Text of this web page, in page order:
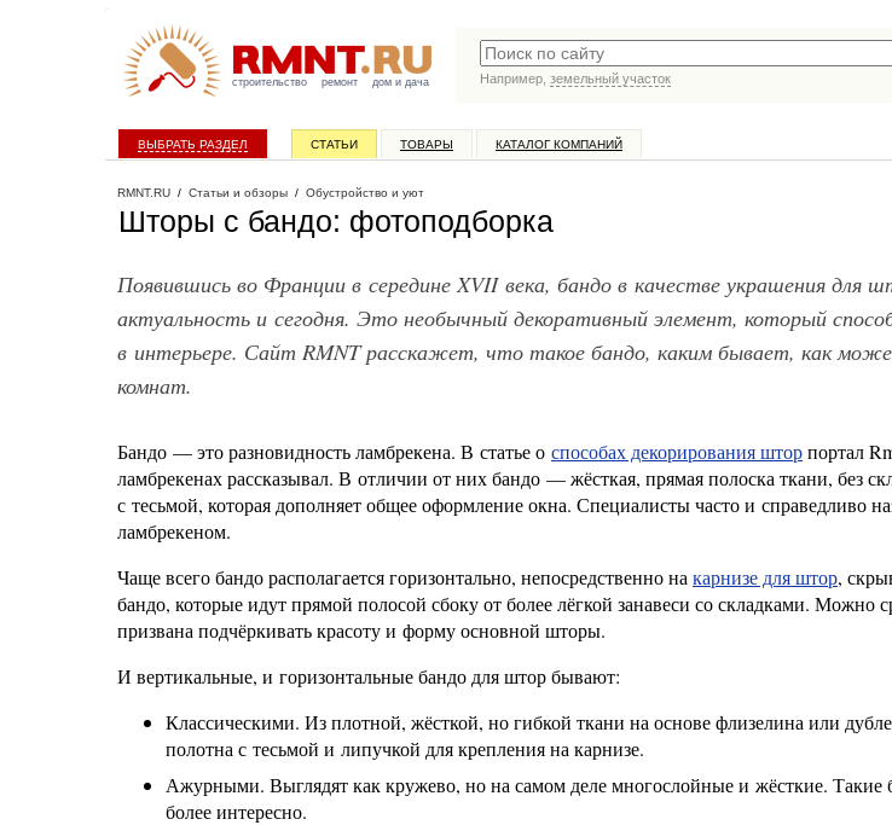
строительство ремонт дом и дача
Например, земельный участок
ВЫБРАТЬ РАЗДЕЛ СТАТЬИ ТОВАРЫ КАТАЛОГ КОМПАНИЙ
RMNT.RU / Статьи и обзоры / Обустройство и уют
Шторы с бандо: фотоподборка
Появившись во Франции в середине XVII века, бандо в качестве украшения для
актуальность и сегодня. Это необычный декоративный элемент, который
в интерьере. Сайт RMNT расскажет, что такое бандо, каким бывает, как
комнат.
Бандо — это разновидность ламбрекена. В статье о способах декорирования шторпортал
ламбрекенах рассказывал. В отличии от них бандо — жёсткая, прямая полоска ткани, без
с тесьмой, которая дополняет общее оформление окна. Специалисты часто и справедливо
ламбрекеном.
Чаще всего бандо располагается горизонтально, непосредственно на карнизе для штор,
бандо, которые идут прямой полосой сбоку от более лёгкой занавеси со складками. Можно
призвана подчёркивать красоту и форму основной шторы.
И вертикальные, и горизонтальные бандо для штор бывают:
Классическими. Из плотной, жёсткой, но гибкой ткани на основе флизелина или
полотна с тесьмой и липучкой для крепления на карнизе.
Ажурными. Выглядят как кружево, но на самом деле многослойные и жёсткие. Такие
более интересно.